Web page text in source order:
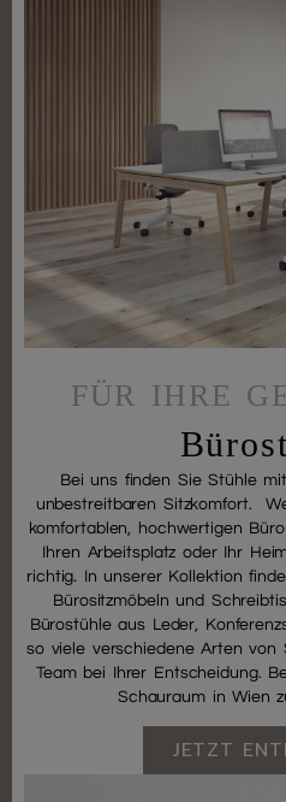
FÜR IHRE
Bei uns finden Sie Stühle
unbestreitbaren Sitzkomfort.
komfortablen, hochwertigen
Ihren Arbeitsplatz oder Ihr
richtig. In unserer Kollektion
Bürositzmöbeln und
Bürostühle aus Leder,
so viele verschiedene Arten von
Team bei Ihrer Entscheidung.
Schauraum in Wien
JETZT